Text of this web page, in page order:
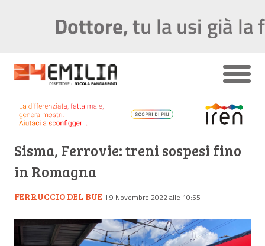
Sisma, Ferrovie: treni sospesi fino
in Romagna
FERRUCCIO DEL BUE il 9 Novembre 2022 alle 10:55